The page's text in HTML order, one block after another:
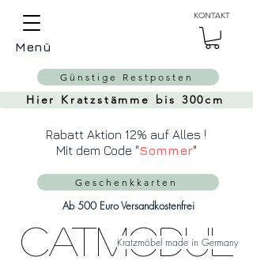
CatModul
Kratzmöbel made in Germany
Menü
KONTAKT
Ab 500 Euro Versandkostenfrei
Hier Kratzstämme bis 300cm
Geschenkkarten
Günstige Restposten
Rabatt Aktion 12% auf Alles !
Mit dem Code "Sommer"